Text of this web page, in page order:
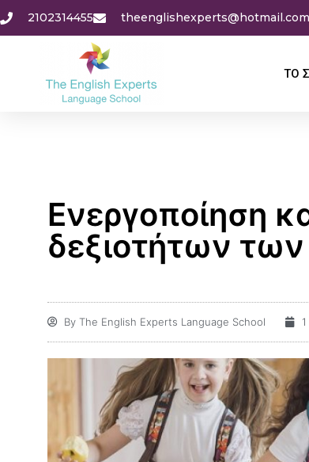
2102314455 theenglishexperts@hotmail.com
ΤΟ
Ενεργοποίηση
δεξιοτήτων
By The English Experts Language School